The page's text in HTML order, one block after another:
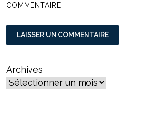
COMMENTAIRE.
Archives